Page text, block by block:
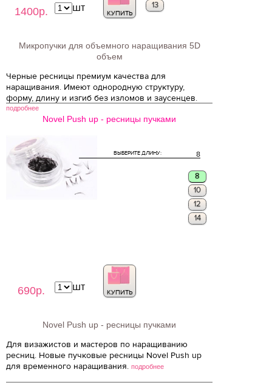
1400р.
13
КУПИТЬ
шт
Микропучки для объемного наращивания 5D
объем
Черные ресницы премиум качества для
наращивания. Имеют однородную структуру,
форму, длину и изгиб без изломов и заусенцев.
подробнее
Novel Push up - ресницы пучками
690р.
8
ВЫБЕРИТЕ ДЛИНУ:
8
10
12
14
КУПИТЬ
шт
Novel Push up - ресницы пучками
Для визажистов и мастеров по наращиванию
ресниц. Новые пучковые ресницы Novel Push up
для временного наращивания. подробнее